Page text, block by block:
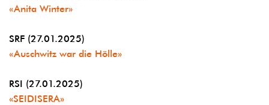
«Anita Winter»
SRF (27.01.2025)
«Auschwitz war die Hölle»
RSI (27.01.2025)
«SEIDISERA»